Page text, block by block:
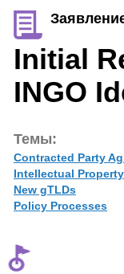
Initial
INGO
Темы:
Contracted Party
Intellectual Property
New gTLDs
Policy Processes